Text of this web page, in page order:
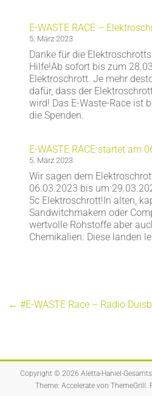
E-WASTE RACE –
5. März 2023
Danke für die
Hilfe!Ab sofort bis zum
Elektroschrott. Je mehr
dafür, dass der
wird! Das E-Waste-Race ist
die Spenden.
E-WASTE RACE startet am
5. März 2023
Wir sagen dem
06.03.2023 bis um
5c Elektroschrott!In alten,
Sandwitchmakern oder
wertvolle Rohstoffe aber
Chemikalien. Diese landen
← #E-WASTE Race – Radio
Copyright © 2026Aletta-Haniel-
Theme: Acceleratevon ThemeGrill.